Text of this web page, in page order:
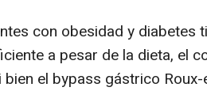
con obesidad y diabetes
a pesar de la dieta, el
bien el bypass gástrico